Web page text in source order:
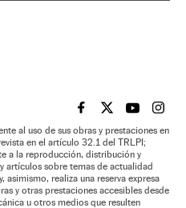
EL PAÍS BRASIL EN
EL PAÍSEL PAÍS
EL
al uso de sus obras y prestaciones en
en el artículo 32.1 del TRLPI;
a la reproducción, distribución y
artículos sobre temas de actualidad
asimismo, realiza una reserva expresa
y otras prestaciones accesibles desde
u otros medios que resulten